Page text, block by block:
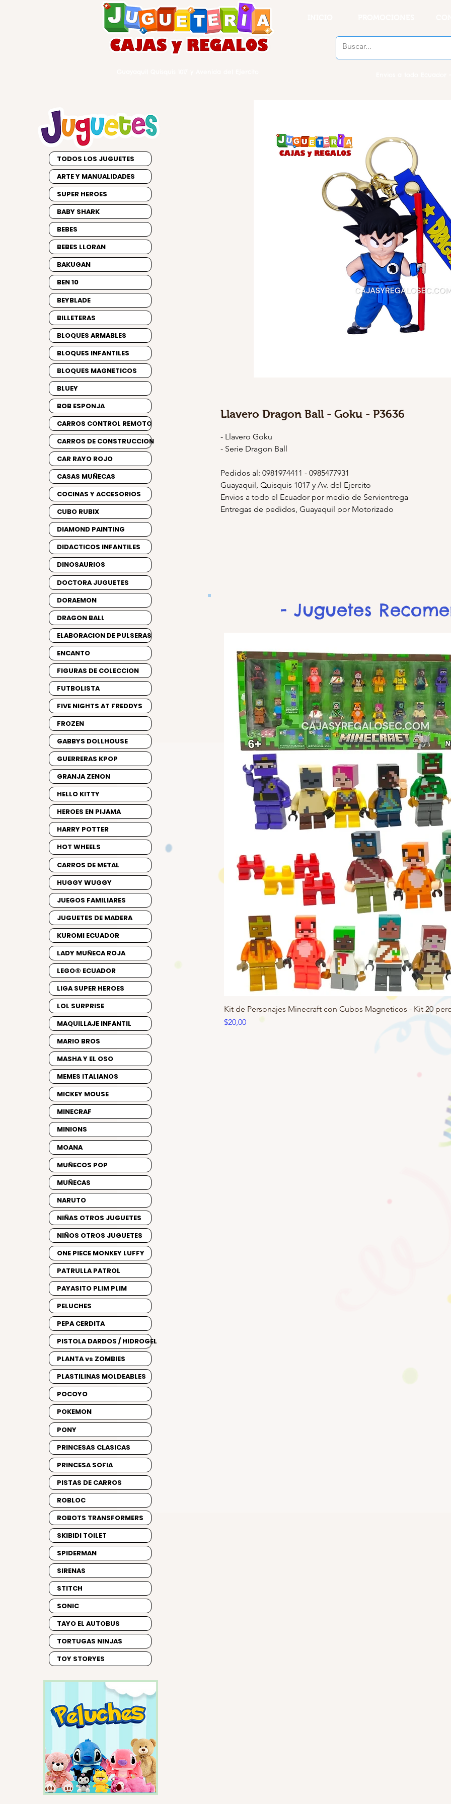
Llavero Dragon Ball - Goku - P3636
- Llavero Goku
- Serie Dragon Ball
Pedidos al: 0981974411 - 0985477931
Guayaquil, Quisquis 1017 y Av. del Ejercito
Envios a todo el Ecuador por medio de Servientrega
Entregas de pedidos, Guayaquil por Motorizado
Kit de Personajes Minecraft con Cubos Magneticos - Kit 20
Precio
$20,00
- Juguetes
TODOS LOS JUGUETES
ARTE Y MANUALIDADES
SUPER HEROES
BABY SHARK
BEBES
BEBES LLORAN
BAKUGAN
BEN 10
BEYBLADE
BILLETERAS
BLOQUES ARMABLES
BLOQUES INFANTILES
BLOQUES MAGNETICOS
BLUEY
BOB ESPONJA
CARROS CONTROL REMOTO
CARROS DE CONSTRUCCION
CAR RAYO ROJO
CASAS MUÑECAS
COCINAS Y ACCESORIOS
CUBO RUBIX
DIAMOND PAINTING
DIDACTICOS INFANTILES
DINOSAURIOS
DOCTORA JUGUETES
DORAEMON
DRAGON BALL
ELABORACION DE PULSERAS
ENCANTO
FIGURAS DE COLECCION
FUTBOLISTA
FIVE NIGHTS AT FREDDYS
FROZEN
GABBYS DOLLHOUSE
GUERRERAS KPOP
GRANJA ZENON
HELLO KITTY
HEROES EN PIJAMA
HARRY POTTER
HOT WHEELS
CARROS DE METAL
HUGGY WUGGY
JUEGOS FAMILIARES
JUGUETES DE MADERA
KUROMI ECUADOR
LADY MUÑECA ROJA
LEGO® ECUADOR
LIGA SUPER HEROES
LOL SURPRISE
MAQUILLAJE INFANTIL
MARIO BROS
MASHA Y EL OSO
MEMES ITALIANOS
MICKEY MOUSE
MINECRAF
MINIONS
MOANA
MUÑECOS POP
MUÑECAS
NARUTO
NIÑAS OTROS JUGUETES
NIÑOS OTROS JUGUETES
ONE PIECE MONKEY LUFFY
PATRULLA PATROL
PAYASITO PLIM PLIM
PELUCHES
PEPA CERDITA
PISTOLA DARDOS / HIDROGEL
PLANTA vs ZOMBIES
PLASTILINAS MOLDEABLES
POCOYO
POKEMON
PONY
PRINCESAS CLASICAS
PRINCESA SOFIA
PISTAS DE CARROS
ROBLOC
ROBOTS TRANSFORMERS
SKIBIDI TOILET
SPIDERMAN
SIRENAS
STITCH
SONIC
TAYO EL AUTOBUS
TORTUGAS NINJAS
TOY STORYES